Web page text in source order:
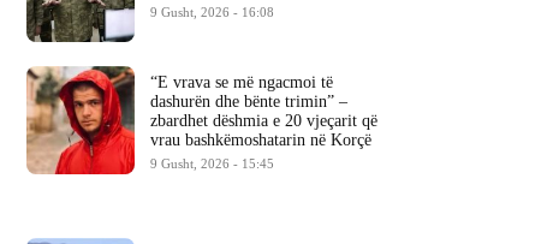
9 Gusht, 2026 - 16:08
“E vrava se më ngacmoi të
dashurën dhe bënte trimin” –
zbardhet dëshmia e 20 vjeçarit që
vrau bashkëmoshatarin në Korçë
9 Gusht, 2026 - 15:45